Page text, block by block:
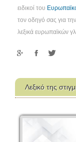
ειδικοί του
τον οδηγό σας για
λεξικά ευρωπαϊκών
Λεξικό της